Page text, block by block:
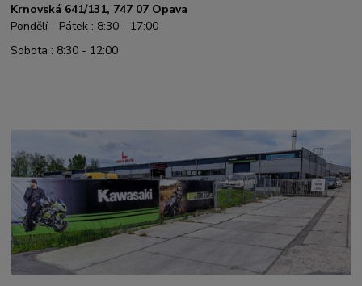
Krnovská 641/131, 747 07 Opava
Pondělí - Pátek : 8:30 - 17:00
Sobota : 8:30 - 12:00